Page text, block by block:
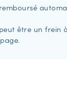
être un frein